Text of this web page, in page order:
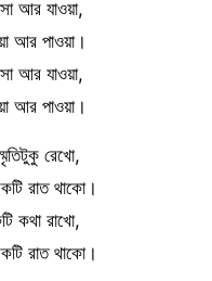
আর যাওয়া,
আর পাওয়া।
আর যাওয়া,
আর পাওয়া।
রেখো,
রাত থাকো।
কথা রাখো,
রাত থাকো।